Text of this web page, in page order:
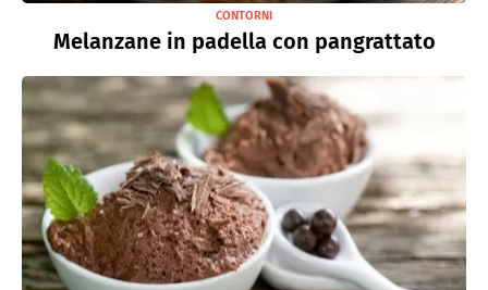
CONTORNI
Melanzane in padella con pangrattato